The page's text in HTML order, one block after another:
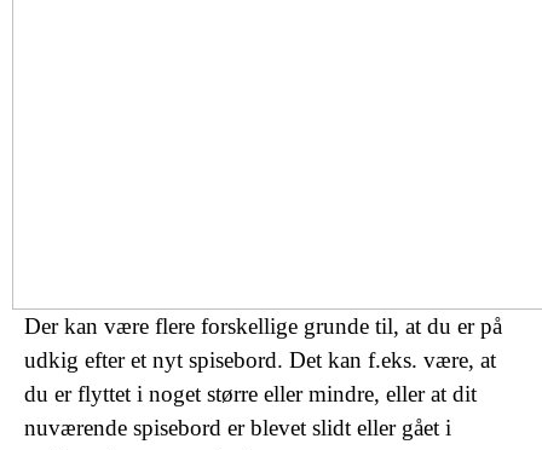
Der kan være flere forskellige grunde til, at du er på
udkig efter et nyt spisebord. Det kan f.eks. være, at
du er flyttet i noget større eller mindre, eller at dit
nuværende spisebord er blevet slidt eller gået i